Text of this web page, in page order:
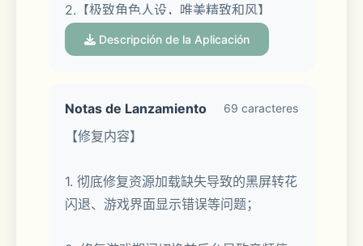
2.【极致角色人设，唯美精致和风】
数十名属性鲜明性格迥异的刀剑男士登
画师精心绘制海量立绘，更有丰富精美的
Descripción de la Aplicación
Notas de Lanzamiento 69 caracteres
【修复内容】
1. 彻底修复资源加载缺失导致的黑屏转花
闪退、游戏界面显示错误等问题；